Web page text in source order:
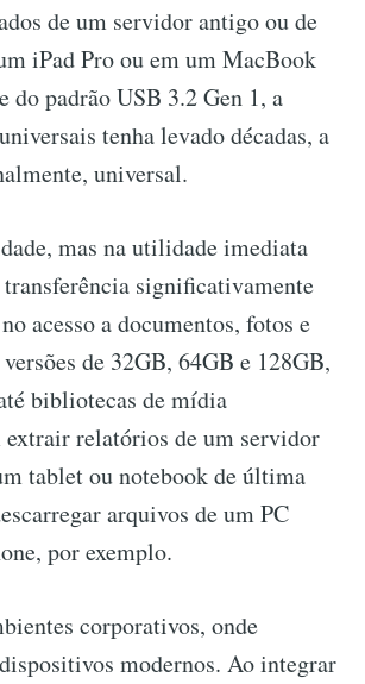
de um servidor antigo ou de
iPad Pro ou em um MacBook
do padrão USB 3.2 Gen 1, a
tenha levado décadas, a
universal.
mas na utilidade imediata
significativamente
acesso a documentos, fotos e
de 32GB, 64GB e 128GB,
bibliotecas de mídia
relatórios de um servidor
tablet ou notebook de última
arquivos de um PC
por exemplo.
corporativos, onde
modernos. Ao integrar